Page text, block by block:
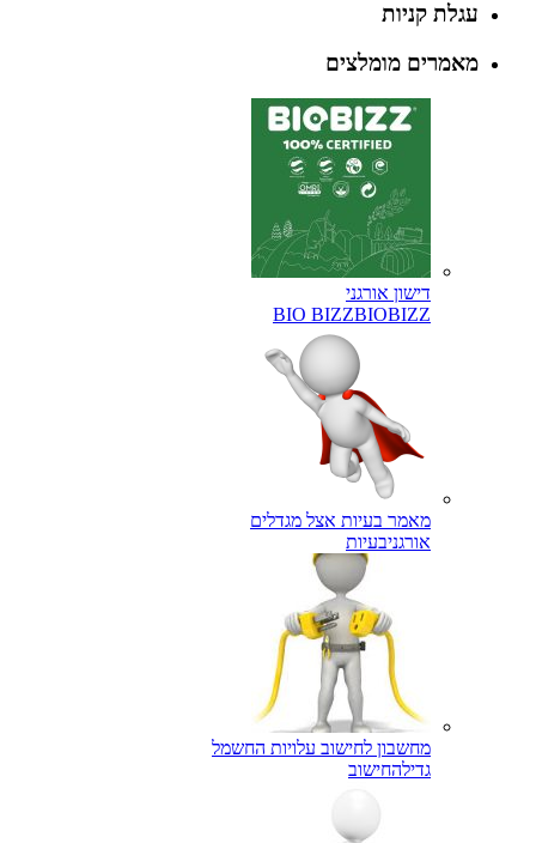
עגלת קניות
מאמרים מומלצים
דישון אורגני
BIO BIZZBIOBIZZ
מאמר בעיות אצל מגדלים
אורגניבעיות
מחשבון לחישוב עלויות החשמל
גדילהחישוב